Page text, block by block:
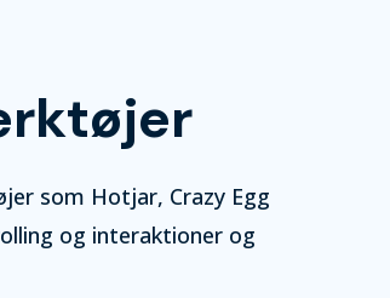
som Hotjar, Crazy Egg
og interaktioner og